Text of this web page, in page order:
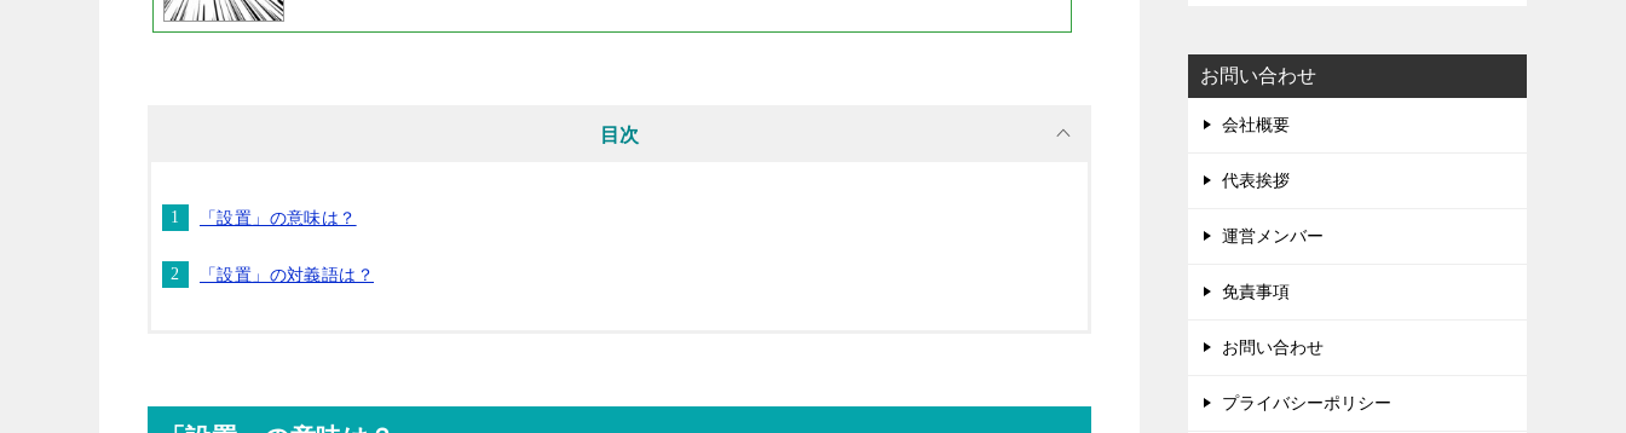
目次
「設置」の意味は？
「設置」の対義語は？
お問い合わせ
会社概要
代表挨拶
運営メンバー
免責事項
お問い合わせ
プライバシーポリシー